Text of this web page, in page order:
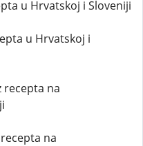
u Hrvatskoj i Sloveniji
u Hrvatskoj i
recepta na
na